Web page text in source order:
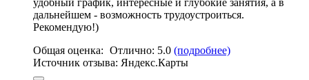
дальнейшем - возможность трудоустроиться.
Рекомендую!)
Общая оценка: Отлично: 5.0 (подробнее)
Источник отзыва: Яндекс.Карты